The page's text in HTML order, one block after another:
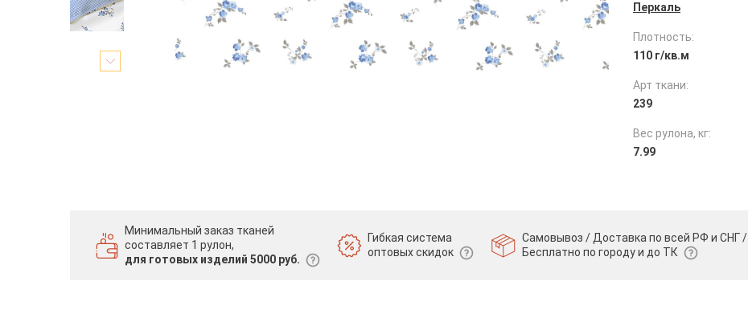
Перкаль
Плотность:
110 г/кв.м
Арт ткани:
239
Вес рулона, кг:
7.99
Минимальный заказ тканей
составляет 1 рулон,
для готовых изделий 5000 руб.
Гибкая система
оптовых скидок
Самовывоз / Доставка по всей РФ и СНГ /
Бесплатно по городу и до ТК